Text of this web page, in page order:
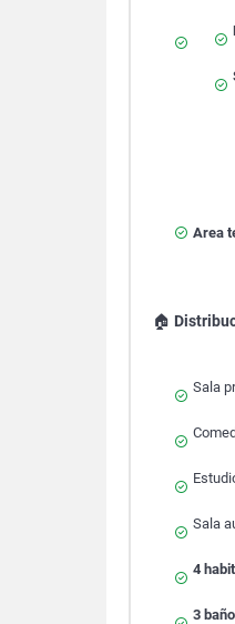
Area
🏠
Sala
Sala
4
3